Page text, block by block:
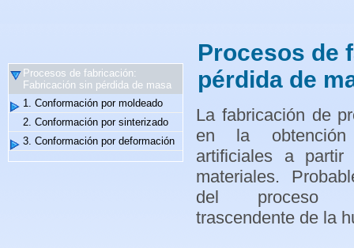
Procesos de fabricación:
Fabricación sin pérdida de masa
1. Conformación por moldeado
2. Conformación por sinterizado
3. Conformación por deformación
Procesos de
pérdida de
La fabricación de
en la
artificiales a
materiales.
del proceso
trascendente de la